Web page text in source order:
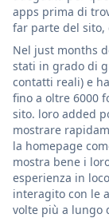
apps prima di
far parte del sito,
Nel just months
stati in grado di
contatti reali) e
fino a oltre 6000
sito. loro added
mostrare
la homepage
mostra bene i
esperienza in
interagito con le
volte più a lungo